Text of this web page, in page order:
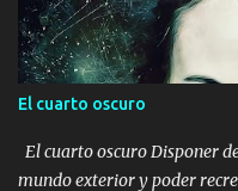
El cuarto oscuro
El cuarto oscuro Disponer
mundo exterior y poder